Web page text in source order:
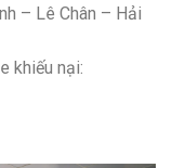
– Lê Chân – Hải